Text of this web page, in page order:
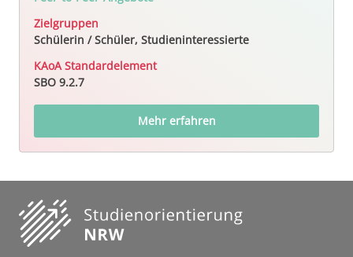
Zielgruppen
Schülerin / Schüler, Studieninteressierte
KAoA Standardelement
SBO 9.2.7
Mehr erfahren